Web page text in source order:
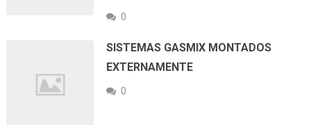
0
SISTEMAS GASMIX MONTADOS
EXTERNAMENTE
0